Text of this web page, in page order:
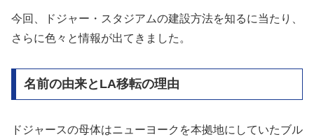
今回、ドジャー・スタジアムの建設方法を知るに当たり、
さらに色々と情報が出てきました。
名前の由来とLA移転の理由
ドジャースの母体はニューヨークを本拠地にしていたブル